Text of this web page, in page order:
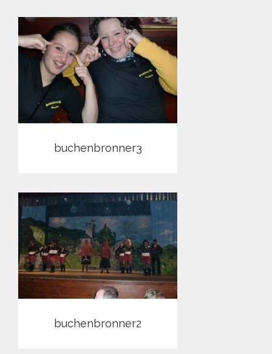
buchenbronner3
buchenbronner2